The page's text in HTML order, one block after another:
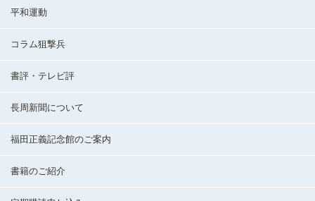
平和運動
コラム狙撃兵
書評・テレビ評
長周新聞について
福田正義記念館のご案内
書籍のご紹介